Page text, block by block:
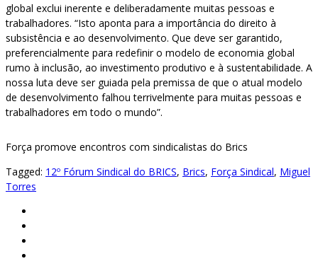
global exclui inerente e deliberadamente muitas pessoas e
trabalhadores. “Isto aponta para a importância do direito à
subsistência e ao desenvolvimento. Que deve ser garantido,
preferencialmente para redefinir o modelo de economia global
rumo à inclusão, ao investimento produtivo e à sustentabilidade. A
nossa luta deve ser guiada pela premissa de que o atual modelo
de desenvolvimento falhou terrivelmente para muitas pessoas e
trabalhadores em todo o mundo”.
Força promove encontros com sindicalistas do Brics
Tagged: 12º Fórum Sindical do BRICS, Brics, Força Sindical, Miguel
Torres